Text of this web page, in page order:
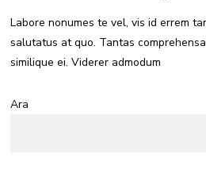
Labore nonumes te vel, vis id errem
salutatus at quo. Tantas
similique ei. Viderer admodum
Ara